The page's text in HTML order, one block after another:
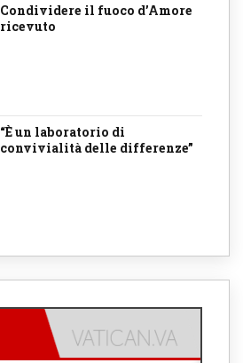
Condividere il fuoco d’Amore
ricevuto
“È un laboratorio di
convivialità delle differenze”